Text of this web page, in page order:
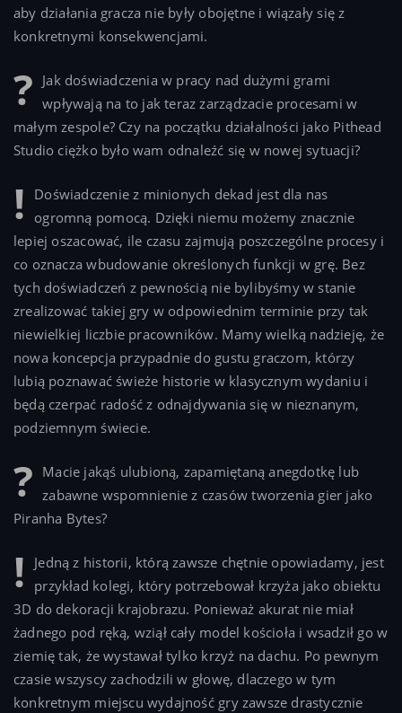
aby działania gracza nie były obojętne i wiązały się z
konkretnymi konsekwencjami.
Jak doświadczenia w pracy nad dużymi grami
wpływają na to jak teraz zarządzacie procesami w
małym zespole? Czy na początku działalności jako Pithead
Studio ciężko było wam odnaleźć się w nowej sytuacji?
Doświadczenie z minionych dekad jest dla nas
ogromną pomocą. Dzięki niemu możemy znacznie
lepiej oszacować, ile czasu zajmują poszczególne procesy i
co oznacza wbudowanie określonych funkcji w grę. Bez
tych doświadczeń z pewnością nie bylibyśmy w stanie
zrealizować takiej gry w odpowiednim terminie przy tak
niewielkiej liczbie pracowników. Mamy wielką nadzieję, że
nowa koncepcja przypadnie do gustu graczom, którzy
lubią poznawać świeże historie w klasycznym wydaniu i
będą czerpać radość z odnajdywania się w nieznanym,
podziemnym świecie.
Macie jakąś ulubioną, zapamiętaną anegdotkę lub
zabawne wspomnienie z czasów tworzenia gier jako
Piranha Bytes?
Jedną z historii, którą zawsze chętnie opowiadamy, jest
przykład kolegi, który potrzebował krzyża jako obiektu
3D do dekoracji krajobrazu. Ponieważ akurat nie miał
żadnego pod ręką, wziął cały model kościoła i wsadził go w
ziemię tak, że wystawał tylko krzyż na dachu. Po pewnym
czasie wszyscy zachodzili w głowę, dlaczego w tym
konkretnym miejscu wydajność gry zawsze drastycznie